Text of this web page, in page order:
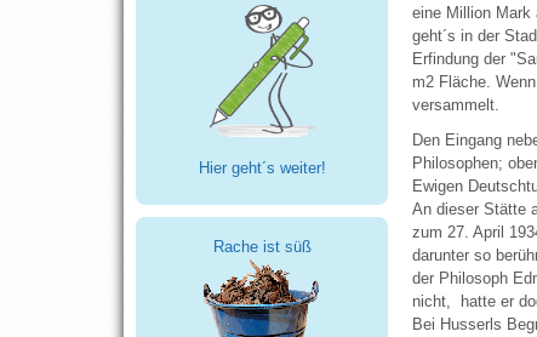
eine Million Mark
geht´s in der
Erfindung der
m2 Fläche.
versammelt.
Den Eingang
Philosophen;
Ewigen
An dieser Stätte
zum 27. April
darunter so
der Philosoph
nicht, hatte er
Bei Husserls
Hier geht´s weiter!
Rache ist süß